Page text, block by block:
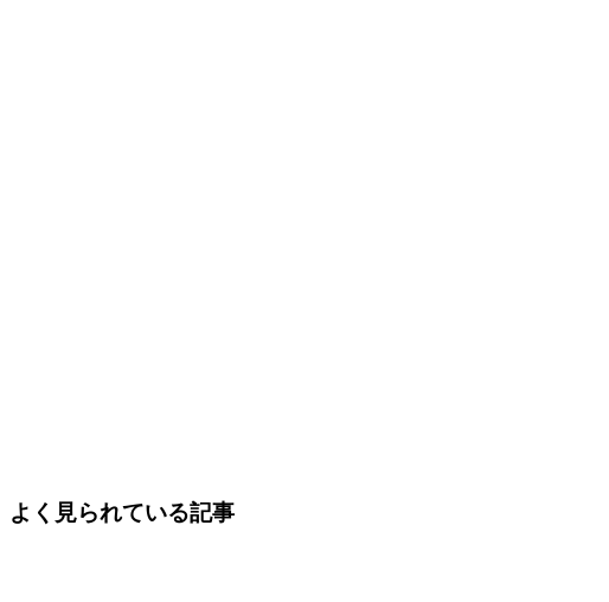
よく見られている記事